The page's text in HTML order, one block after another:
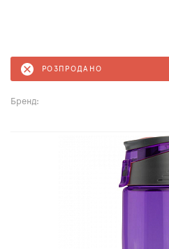
РОЗПРОДАНО
Бренд: